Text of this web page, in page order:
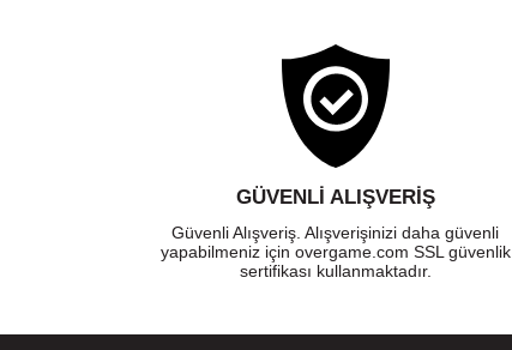
GÜVENLI ALIŞVERIŞ
Güvenli Alışveriş. Alışverişinizi daha güvenli
yapabilmeniz için overgame.com SSL güvenlik
sertifikası kullanmaktadır.